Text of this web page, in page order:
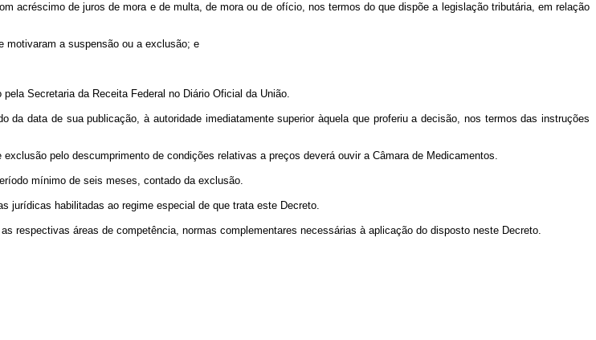
acréscimo de juros de mora e de multa, de mora ou de ofício, nos termos do que dispõe a legislação tributária, em relação
motivaram a suspensão ou a exclusão; e
Secretaria da Receita Federal no Diário Oficial da União.
data de sua publicação, à autoridade imediatamente superior àquela que proferiu a decisão, nos termos das instruções
pelo descumprimento de condições relativas a preços deverá ouvir a Câmara de Medicamentos.
mínimo de seis meses, contado da exclusão.
jurídicas habilitadas ao regime especial de que trata este Decreto.
respectivas áreas de competência, normas complementares necessárias à aplicação do disposto neste Decreto.